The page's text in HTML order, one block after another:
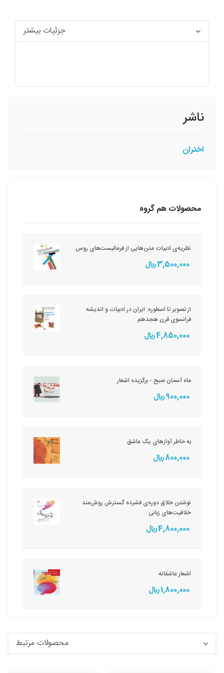
جزئیات بیشتر
ناشر
اختران
محصولات هم گروه
نظریه‌ی ادبیات متن‌هایی از فرمالیست‌های روس
3,500,000 ريال
از تصویر تا اسطوره: ایران در ادبیات و اندیشه
فرانسوی قرن هجدهم
4,850,000 ريال
ماه آسمان صبح - برگزیده اشعار
900,000 ريال
به خاطر آوازهای یک عاشق
800,000 ريال
نوشتن خلاق دوره‌ی فشرده گسترش روش‌مند
خلاقیت‌های زبانی
4,800,000 ريال
اشعار عاشقانه
1,800,000 ريال
محصولات مرتبط